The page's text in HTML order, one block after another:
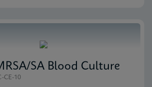
SA Blood Culture
CE-10